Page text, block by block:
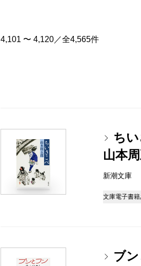
4,101 〜 4,120／全4,565件
ち
山本
新潮文庫
文庫電子書籍
ブ